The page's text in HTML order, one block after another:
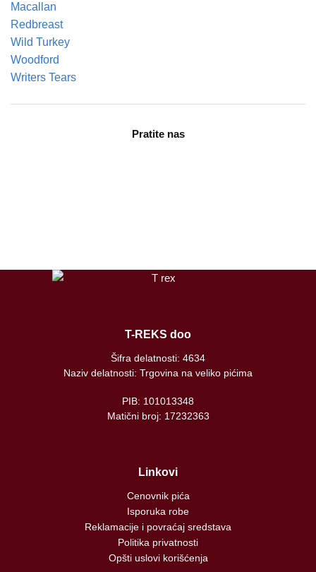
Macallan
Redbreast
Wild Turkey
Woodford
Writers Tears
Pratite nas
T-REKS doo
Šifra delatnosti: 4634
Naziv delatnosti: Trgovina na veliko pićima
PIB: 101013348
Matični broj: 17232363
Linkovi
Cenovnik pića
Isporuka robe
Reklamacije i povraćaj sredstava
Politika privatnosti
Opšti uslovi korišćenja